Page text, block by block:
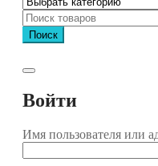
Поиск
Войти
Имя пользователя или